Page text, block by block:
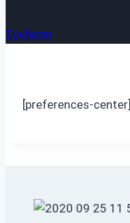
Σύνδεση
[preferences-center]